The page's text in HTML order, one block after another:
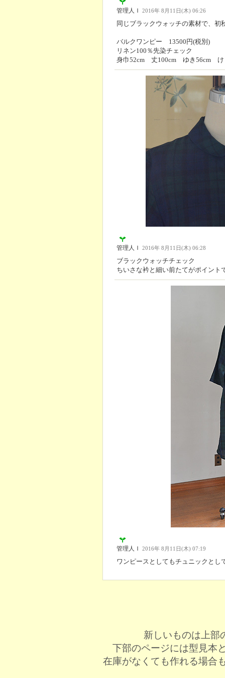
管理人Ｉ 2016年 8月11日(木) 06:26
同じブラックウォッチの素材で、初
バルクワンピー 13500円(税別)
リネン100％先染チェック
身巾52cm 丈100cm ゆき56cm け
管理人Ｉ 2016年 8月11日(木) 06:28
ブラックウォッチチェック
ちいさな衿と細い前たてがポイント
管理人Ｉ 2016年 8月11日(木) 07:19
ワンピースとしてもチュニックとし
新しいものは上部
下部のページには型見本
在庫がなくても作れる場合